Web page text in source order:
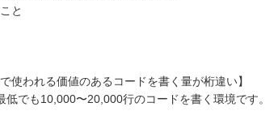
と
使われる価値のあるコードを書く量が桁違い】
でも10,000〜20,000行のコードを書く環境です。